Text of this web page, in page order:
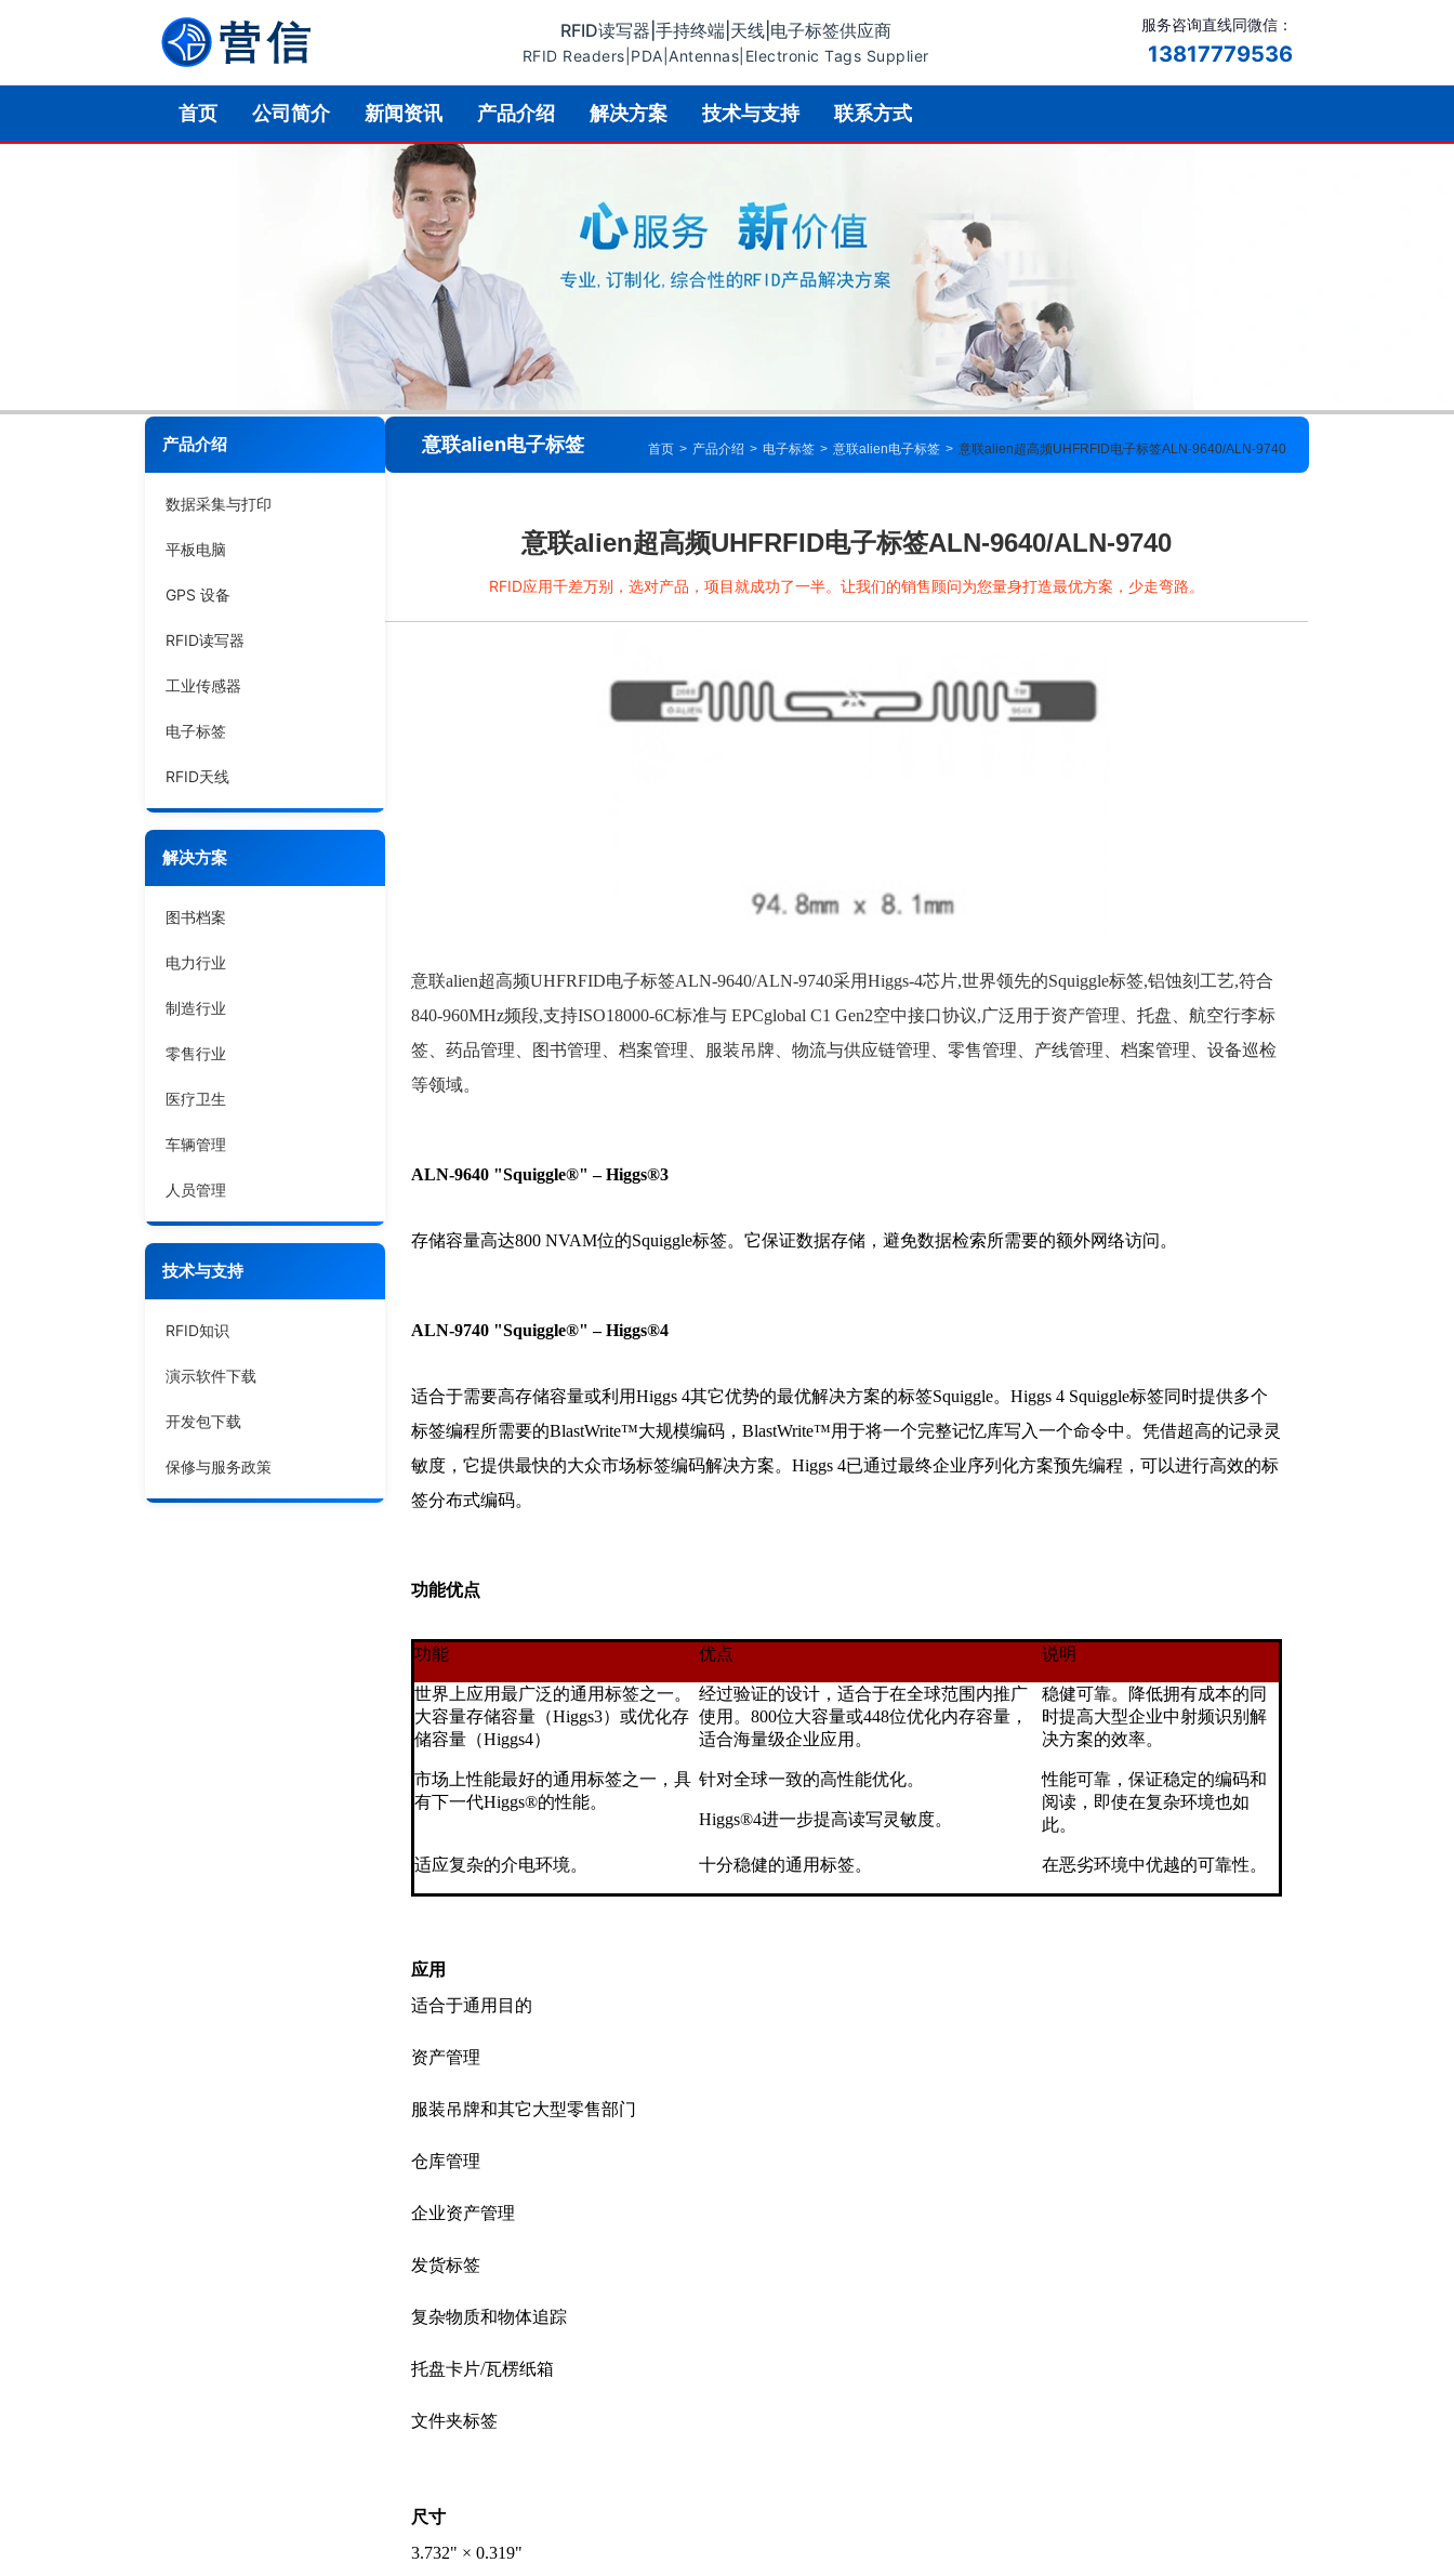
RFID读写器|手持终端|天线|电子标签供应商
RFID Readers|PDA|Antennas|Electronic Tags Supplier
服务咨询直线同微信：
13817779536
首页 公司简介 新闻资讯 产品介绍 解决方案 技术与支持 联系方式
产品介绍
数据采集与打印
平板电脑
GPS 设备
RFID读写器
工业传感器
电子标签
RFID天线
解决方案
图书档案
电力行业
制造行业
零售行业
医疗卫生
车辆管理
人员管理
技术与支持
RFID知识
演示软件下载
开发包下载
保修与服务政策
意联alien电子标签 首页 > 产品介绍 > 电子标签 > 意联alien电子标签 > 意联alien超高频UHFRFID电子标签ALN-9640/ALN-9740
意联alien超高频UHFRFID电子标签ALN-9640/ALN-9740
RFID应用千差万别，选对产品，项目就成功了一半。让我们的销售顾问为您量身打造最优方案，少走弯路。
意联alien超高频UHFRFID电子标签ALN-9640/ALN-9740采用Higgs-4芯片,世界领先的Squiggle标签,铝蚀刻工艺,符合
840-960MHz频段,支持ISO18000-6C标准与 EPCglobal C1 Gen2空中接口协议,广泛用于资产管理、托盘、航空行李标
签、药品管理、图书管理、档案管理、服装吊牌、物流与供应链管理、零售管理、产线管理、档案管理、设备巡检
等领域。
ALN-9640 "Squiggle®" – Higgs®3
存储容量高达800 NVAM位的Squiggle标签。它保证数据存储，避免数据检索所需要的额外网络访问。
ALN-9740 "Squiggle®" – Higgs®4
适合于需要高存储容量或利用Higgs 4其它优势的最优解决方案的标签Squiggle。Higgs 4 Squiggle标签同时提供多个
标签编程所需要的BlastWrite™大规模编码，BlastWrite™用于将一个完整记忆库写入一个命令中。凭借超高的记录灵
敏度，它提供最快的大众市场标签编码解决方案。Higgs 4已通过最终企业序列化方案预先编程，可以进行高效的标
签分布式编码。
功能优点
功能 优点 说明
世界上应用最广泛的通用标签之一。
大容量存储容量（Higgs3）或优化存
储容量（Higgs4）
经过验证的设计，适合于在全球范围内推广
使用。800位大容量或448位优化内存容量，
适合海量级企业应用。
稳健可靠。降低拥有成本的同
时提高大型企业中射频识别解
决方案的效率。
市场上性能最好的通用标签之一，具
有下一代Higgs®的性能。
针对全球一致的高性能优化。
Higgs®4进一步提高读写灵敏度。
性能可靠，保证稳定的编码和
阅读，即使在复杂环境也如
此。
适应复杂的介电环境。 十分稳健的通用标签。 在恶劣环境中优越的可靠性。
应用
适合于通用目的
资产管理
服装吊牌和其它大型零售部门
仓库管理
企业资产管理
发货标签
复杂物质和物体追踪
托盘卡片/瓦楞纸箱
文件夹标签
尺寸
3.732" × 0.319"